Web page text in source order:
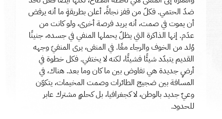
ضدّ الحتمي. فكلّ من قفز نجاةً، أعلن بطريقةٍ ما أنه يرفض
أن يموت في صمت، أنه يريد فرصة أخرى، ولو كانت من
عدَم. إنها الذاكرة التي يظلّ يحملها المنفي في جسده، جنينًا
وُلد من الخوف والرجاء معًا. في المنفى، يرى المنفيّ وجهه
القديم يتبدّد شيئًا فشيئًا، لكنه لا يختفي. فكل خطوة في
أرضٍ جديدة هي تفاوض بين ما كان وما بعد. هناك، في
المسافة بين ضجيج الطائرات وصمت المخيمات، يتكوّن
وعيٌ جديد بالوطن، لا كجغرافيا، بل كحلمٍ مشترك عابر
للحدود.